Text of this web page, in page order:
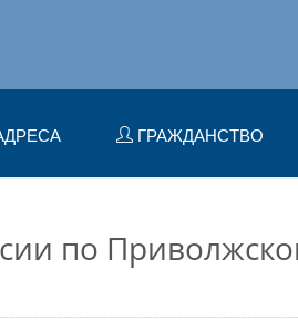
ГРАЖДАНСТВО
по